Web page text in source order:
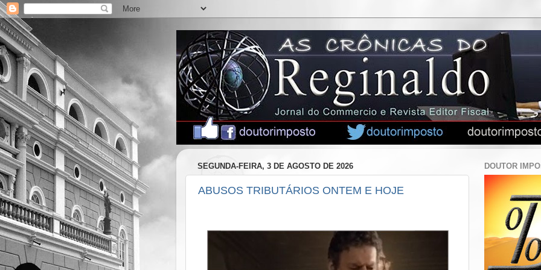
SEGUNDA-FEIRA, 3 DE AGOSTO DE 2026
ABUSOS TRIBUTÁRIOS ONTEM E HOJE
DOUTOR